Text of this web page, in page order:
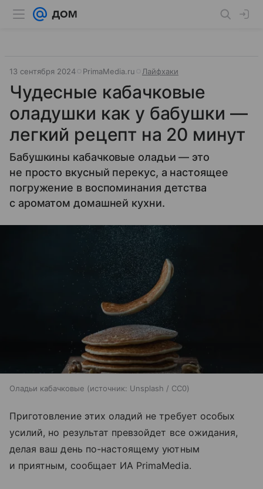
13 сентября 2024 PrimaMedia.ru Лайфхаки
Чудесные кабачковые
оладушки как у бабушки —
легкий рецепт на 20 минут
Бабушкины кабачковые оладьи — это
не просто вкусный перекус, а настоящее
погружение в воспоминания детства
с ароматом домашней кухни.
Оладьи кабачковые источник: Unsplash / CC0
Приготовление этих оладий не требует особых
усилий, но результат превзойдет все ожидания,
делая ваш день по-настоящему уютным
и приятным, сообщает ИА PrimaMedia.